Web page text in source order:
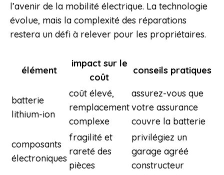
l’avenir de la mobilité électrique. La technologie
évolue, mais la complexité des réparations
restera un défi à relever pour les propriétaires.
élément
impact sur le
coût
conseils pratiques
batterie
lithium-ion
coût élevé,
remplacement
complexe
assurez-vous que
votre assurance
couvre la batterie
composants
électroniques
fragilité et
rareté des
pièces
privilégiez un
garage agréé
constructeur